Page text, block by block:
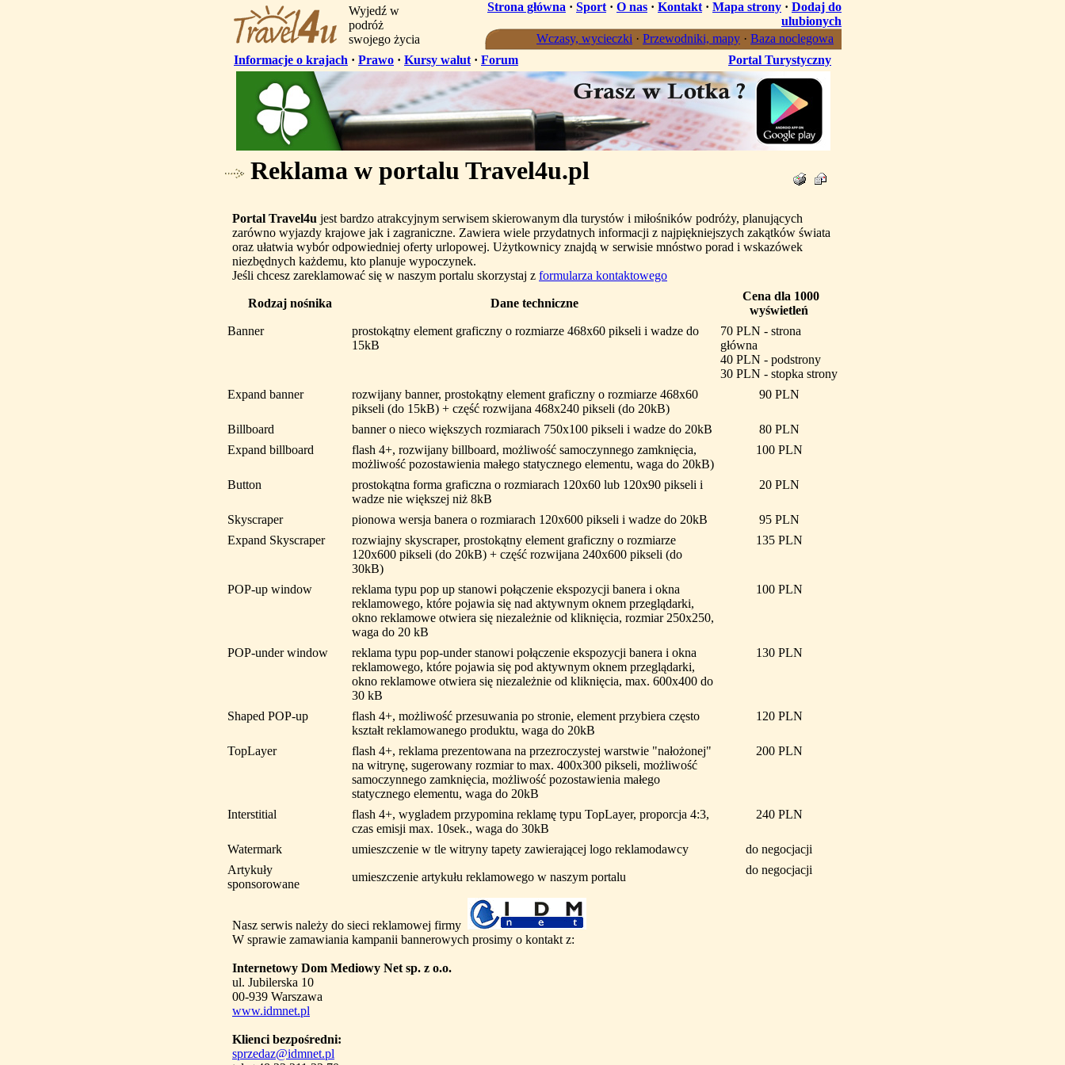
Wyjedź w
podróż
swojego życia
Strona główna · Sport · O nas · Kontakt · Mapa strony · Dodaj do
ulubionych
Wczasy, wycieczki · Przewodniki, mapy · Baza noclegowa
Informacje o krajach · Prawo · Kursy walut · Forum Portal Turystyczny
Reklama w portalu Travel4u.pl
Portal Travel4u jest bardzo atrakcyjnym serwisem skierowanym dla turystów i miłośników podróży, planujących
zarówno wyjazdy krajowe jak i zagraniczne. Zawiera wiele przydatnych informacji z najpiękniejszych zakątków świata
oraz ułatwia wybór odpowiedniej oferty urlopowej. Użytkownicy znajdą w serwisie mnóstwo porad i wskazówek
niezbędnych każdemu, kto planuje wypoczynek.
Jeśli chcesz zareklamować się w naszym portalu skorzystaj z formularza kontaktowego
Rodzaj nośnika Dane techniczne
Cena dla 1000
wyświetleń
Banner
prostokątny element graficzny o rozmiarze 468x60 pikseli i wadze do
15kB
70 PLN - strona
główna
40 PLN - podstrony
30 PLN - stopka strony
Expand banner
rozwijany banner, prostokątny element graficzny o rozmiarze 468x60
pikseli (do 15kB) + część rozwijana 468x240 pikseli (do 20kB)
90 PLN
Billboard banner o nieco większych rozmiarach 750x100 pikseli i wadze do 20kB
80 PLN
Expand billboard
flash 4+, rozwijany billboard, możliwość samoczynnego zamknięcia,
możliwość pozostawienia małego statycznego elementu, waga do 20kB)
100 PLN
Button
prostokątna forma graficzna o rozmiarach 120x60 lub 120x90 pikseli i
wadze nie większej niż 8kB
20 PLN
Skyscraper pionowa wersja banera o rozmiarach 120x600 pikseli i wadze do 20kB
95 PLN
Expand Skyscraper
rozwiajny skyscraper, prostokątny element graficzny o rozmiarze
120x600 pikseli (do 20kB) + część rozwijana 240x600 pikseli (do
30kB)
135 PLN
POP-up window
reklama typu pop up stanowi połączenie ekspozycji banera i okna
reklamowego, które pojawia się nad aktywnym oknem przeglądarki,
okno reklamowe otwiera się niezależnie od kliknięcia, rozmiar 250x250,
waga do 20 kB
100 PLN
POP-under window
reklama typu pop-under stanowi połączenie ekspozycji banera i okna
reklamowego, które pojawia się pod aktywnym oknem przeglądarki,
okno reklamowe otwiera się niezależnie od kliknięcia, max. 600x400 do
30 kB
130 PLN
Shaped POP-up
flash 4+, możliwość przesuwania po stronie, element przybiera często
kształt reklamowanego produktu, waga do 20kB
120 PLN
TopLayer
flash 4+, reklama prezentowana na przezroczystej warstwie "nałożonej"
na witrynę, sugerowany rozmiar to max. 400x300 pikseli, możliwość
samoczynnego zamknięcia, możliwość pozostawienia małego
statycznego elementu, waga do 20kB
200 PLN
Interstitial
flash 4+, wygladem przypomina reklamę typu TopLayer, proporcja 4:3,
czas emisji max. 10sek., waga do 30kB
240 PLN
Watermark umieszczenie w tle witryny tapety zawierającej logo reklamodawcy
do negocjacji
Artykuły
sponsorowane
umieszczenie artykułu reklamowego w naszym portalu
do negocjacji
Nasz serwis należy do sieci reklamowej firmy
W sprawie zamawiania kampanii bannerowych prosimy o kontakt z:
Internetowy Dom Mediowy Net sp. z o.o.
ul. Jubilerska 10
00-939 Warszawa
www.idmnet.pl
Klienci bezpośredni:
sprzedaz@idmnet.pl